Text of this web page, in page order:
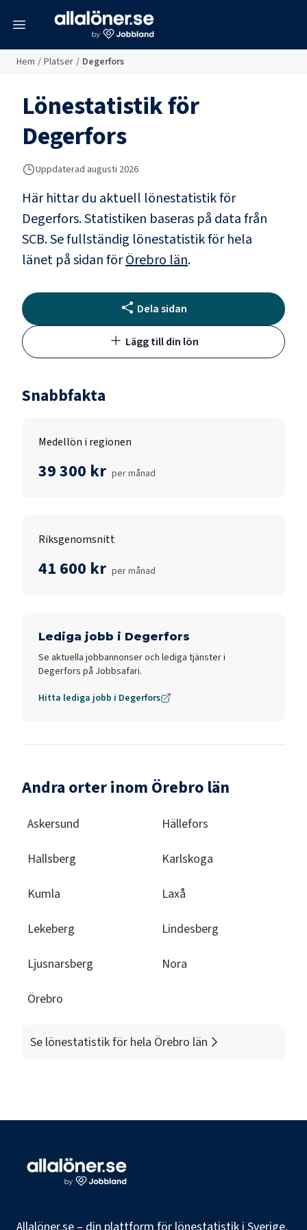
Hem / Platser / Degerfors
Lönestatistik för
Degerfors
Uppdaterad augusti 2026
Här hittar du aktuell lönestatistik för
Degerfors. Statistiken baseras på data från
SCB.Se fullständig lönestatistik för hela
länet på sidan förÖrebro län.
Dela sidan
Lägg till din lön
Snabbfakta
Medellön i regionen
39 300 kr per månad
Riksgenomsnitt
41 600 kr per månad
Lediga jobb i Degerfors
Se aktuella jobbannonser och lediga tjänster i
Degerfors på Jobbsafari.
Hitta lediga jobb i Degerfors
Andra orter inom Örebro län
Askersund Hällefors
Hallsberg Karlskoga
Kumla Laxå
Lekeberg Lindesberg
Ljusnarsberg Nora
Örebro
Se lönestatistik för hela Örebro län